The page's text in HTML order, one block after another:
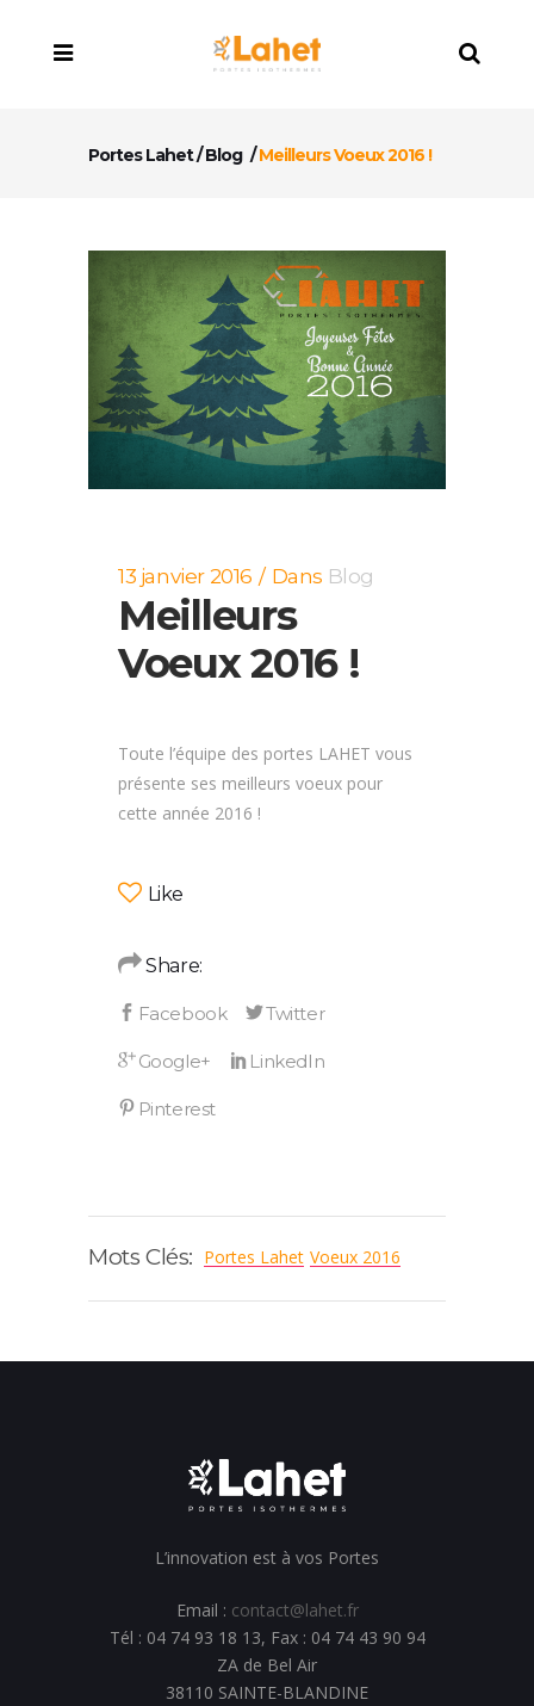
Portes Lahet/Blog /Meilleurs Voeux 2016 !
13 janvier 2016 Dans Blog
Meilleurs
Voeux 2016 !
Toute l’équipe des portes LAHET vous
présente ses meilleurs voeux pour
cette année 2016 !
Like
Share:
Mots Clés: Portes Lahet Voeux 2016
L’innovation est à vos Portes
Email : contact@lahet.fr
Tél : 04 74 93 18 13, Fax : 04 74 43 90 94
ZA de Bel Air
38110 SAINTE-BLANDINE